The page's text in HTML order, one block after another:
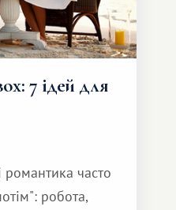
7 ідей для
романтика часто
робота,